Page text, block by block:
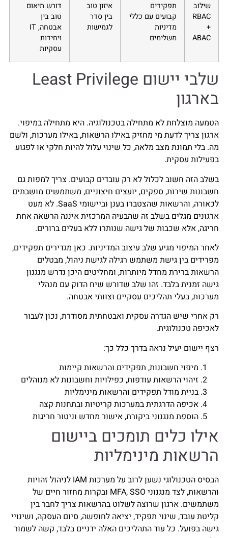
שילוב
RBAC
+
ABAC
תפקידים
קבועים עם כללי
מדיניות
משלימים
איזון טוב
בין סדר
לגמישות
דורש תיאום
טוב בין
אבטחה, IT
ויחידות
עסקיות
שלבי יישום Least Privilege
בארגון
הטמעה מוצלחת לא מתחילה בטכנולוגיה. היא מתחילה במיפוי.
ארגון צריך לדעת מי מחזיק באילו הרשאות, באילו מערכות, ולשם
מה. בלי תמונת מצב מלאה, כל שינוי עלול להיות חלקי או לפגוע
בפעילות עסקית.
בשלב הזה חשוב לכלול לא רק עובדים קבועים. צריך למפות גם
חשבונות שירות, ספקים, יועצים חיצוניים, משתמשים מושבתים
לכאורה, והרשאות שהצטברו בענן וביישומי SaaS. לא מעט
ארגונים מגלים בשלב זה שהבעיה המרכזית איננה הרשאה אחת
חריגה, אלא שכבות של גישה שנותרו ללא בעלים ברורים.
לאחר המיפוי מגיע שלב עיצוב המדיניות. כאן מגדירים תפקידים,
מפרידים בין גישת משתמש רגילה לגישת ניהול, מבטלים
הרשאות ברירת מחדל מיותרות, ומחליטים היכן נדרש מנגנון
גישה זמנית בלבד. זהו שלב שדורש שיח הדוק עם מנהלי
מערכות, בעלי תהליכים עסקיים וצוותי אבטחה.
רק אחרי שיש הגדרה עסקית ואבטחתית מסודרת, נכון לעבור
לאכיפה טכנולוגית.
רצף יישום יעיל נראה בדרך כלל כך:
מיפוי חשבונות, תפקידים והרשאות קיימות
זיהוי הרשאות עודפות, כפילויות וחשבונות לא מנוהלים
בניית מודל תפקידים והרשאות מינימליות
אכיפה הדרגתית במערכות קריטיות ובתחנות קצה
הוספת מנגנוני ביקורת, אישור מחדש וניטור חריגות
אילו כלים תומכים ביישום
הרשאות מינימליות
הבסיס הטכנולוגי נשען לרוב על מערכות IAM לניהול זהויות
והרשאות, לצד מנגנוני MFA, SSO ובקרות מחזור חיים של
משתמשים. ארגון שרוצה לשלוט בהרשאות צריך לחבר בין
קליטת עובד, שינוי תפקיד, יציאה לחופשה, סיום העסקה, ושינויי
גישה בפועל. כל עוד התהליכים האלה ידניים בלבד, קשה לשמור